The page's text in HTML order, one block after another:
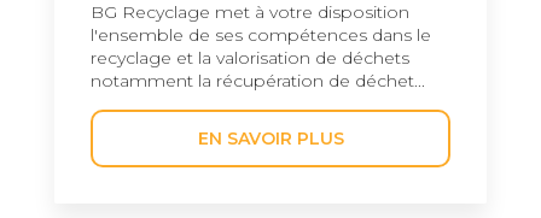
BG Recyclage met à votre disposition
l'ensemble de ses compétences dans le
recyclage et la valorisation de déchets
notamment la récupération de déchet...
EN SAVOIR PLUS